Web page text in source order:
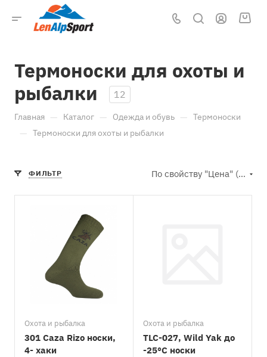
Термоноски для охоты и
рыбалки
12
Главная — Каталог — Одежда и обувь — Термоноски
— Термоноски для охоты и рыбалки
ФИЛЬТР По свойству "Цена" (возрастание)
Охота и рыбалка
301 Caza Rizo носки,
4- хаки
Охота и рыбалка
TLC-027, Wild Yak до
-25°C носки